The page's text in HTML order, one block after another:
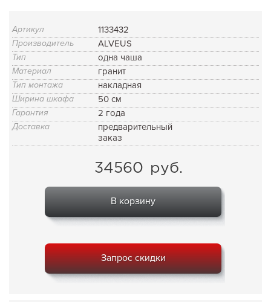
Артикул 1133432
Производитель ALVEUS
Тип одна чаша
Материал гранит
Тип монтажа накладная
Ширина шкафа 50 см
Гарантия 2 года
Доставка
предварительный
заказ
34560 руб.
В корзину
Запрос скидки